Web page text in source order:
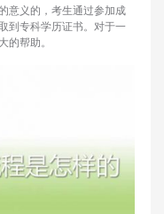
意义的，考生通过参加成
到专科学历证书。对于一
的帮助。